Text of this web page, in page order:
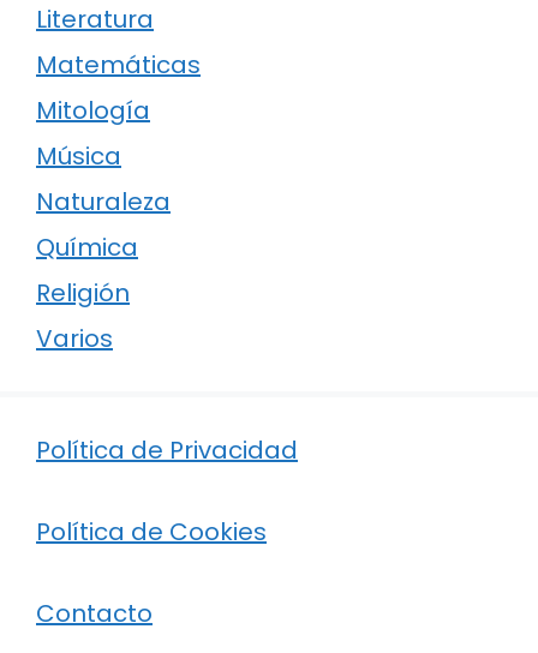
Literatura
Matemáticas
Mitología
Música
Naturaleza
Química
Religión
Varios
Política de Privacidad
Política de Cookies
Contacto